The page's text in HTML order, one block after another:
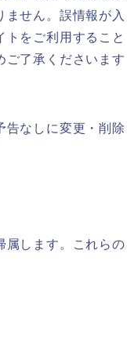
ません。誤情報が入
トをご利用すること
ご了承くださいます
告なしに変更・削除
属します。これらの